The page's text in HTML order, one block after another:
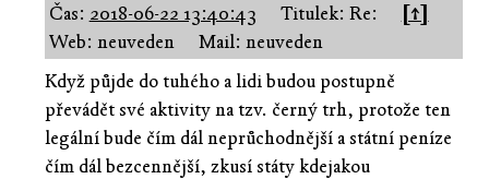
Čas: 2018-06-22 13:40:43 Titulek: Re:
[↑]
Web: neuveden
Mail: neuveden
Když půjde do tuhého a lidi budou postupně
převádět své aktivity na tzv. černý trh, protože ten
legální bude čím dál neprůchodnější a státní peníze
čím dál bezcennější, zkusí státy kdejakou